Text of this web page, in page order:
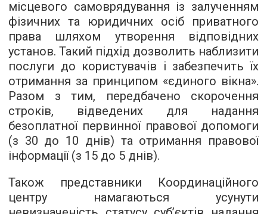
місцевого самоврядування із залученням
фізичних та юридичних осіб приватного
права шляхом утворення відповідних
установ. Такий підхід дозволить наблизити
послуги до користувачів і забезпечить їх
отримання за принципом «єдиного вікна».
Разом з тим, передбачено скорочення
строків, відведених для надання
безоплатної первинної правової допомоги
(з 30 до 10 днів) та отримання правової
інформації (з 15 до 5 днів).
Також представники Координаційного
центру намагаються усунути